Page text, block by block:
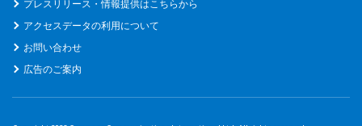
プレスリリース・情報提供はこちらから
アクセスデータの利用について
お問い合わせ
広告のご案内